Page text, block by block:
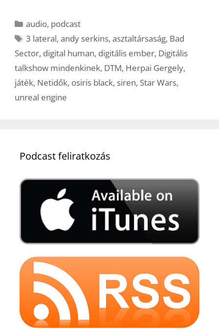
Kategória
audio, podcast
Címkék
3 lateral,andy serkins,asztaltársaság, Bad
Sector, digital human, digitális ember, Digitális
talkshow mindenkinek, DTM, Herpai Gergely,
játék, Netidők, osiris black, siren, Star Wars,
unreal engine
Podcast feliratkozás